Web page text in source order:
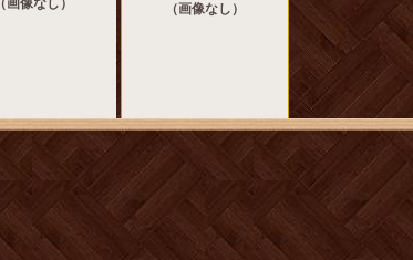
（画像なし） （画像なし）